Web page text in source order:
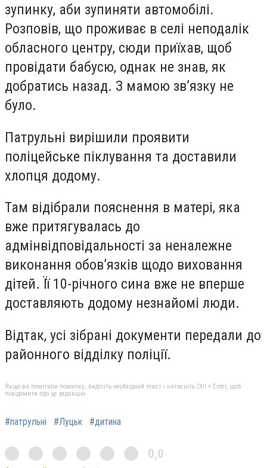
зупинку, аби зупиняти автомобілі.
Розповів, що проживає в селі неподалік
обласного центру, сюди приїхав, щоб
провідати бабусю, однак не знав, як
добратись назад. З мамою зв’язку не
було.
Патрульні вирішили проявити
поліцейське піклування та доставили
хлопця додому.
Там відібрали пояснення в матері, яка
вже притягувалась до
адмінвідповідальності за неналежне
виконання обов’язків щодо виховання
дітей. Її 10-річного сина вже не вперше
доставляють додому незнайомі люди.
Відтак, усі зібрані документи передали до
районного відділку поліції.
Якщо ви помітили помилку, виділіть необхідний текст і натисніть Ctrl + Enter, щоб
повідомити про це редакцію
#патрульні #Луцьк #дитина
0,0